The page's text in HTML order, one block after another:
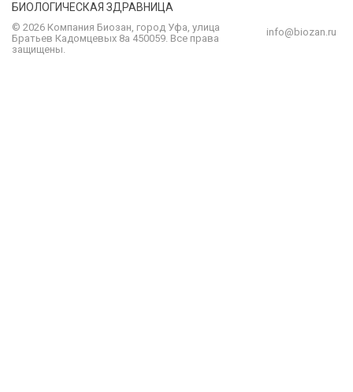
БИОЛОГИЧЕСКАЯ ЗДРАВНИЦА
© 2026 Компания Биозан, город Уфа, улица
Братьев Кадомцевых 8а 450059. Все права
защищены.
info@biozan.ru